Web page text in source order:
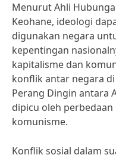
Menurut Ahli
Keohane, ideologi
digunakan negara
kepentingan
kapitalisme dan
konflik antar negara
Perang Dingin antara
dipicu oleh
komunisme.
Konflik sosial dalam